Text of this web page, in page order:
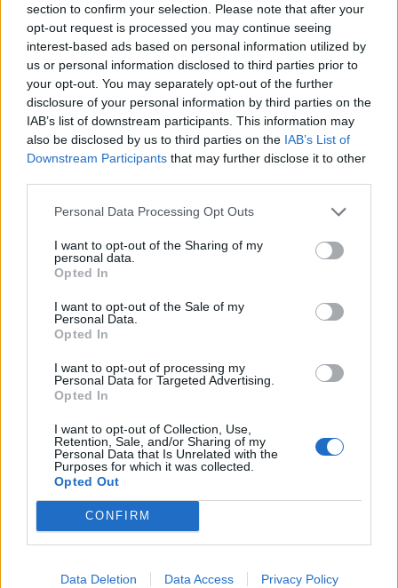
section to confirm your selection. Please note that after your
opt-out request is processed you may continue seeing
interest-based ads based on personal information utilized by
us or personal information disclosed to third parties prior to
your opt-out. You may separately opt-out of the further
disclosure of your personal information by third parties on the
IAB’s list of downstream participants. This information may
also be disclosed by us to third parties on the IAB’s List of
Downstream Participants that may further disclose it to other
Personal Data Processing Opt Outs
I want to opt-out of the Sharing of my
personal data.
Opted In
I want to opt-out of the Sale of my
Personal Data.
Opted In
I want to opt-out of processing my
Personal Data for Targeted Advertising.
Opted In
I want to opt-out of Collection, Use,
Retention, Sale, and/or Sharing of my
Personal Data that Is Unrelated with the
Purposes for which it was collected.
Opted Out
CONFIRM
Data Deletion Data Access Privacy Policy
giovani tra i…
7 Ago 2026
Per Carbonia e Olbia si apre lo spiraglio di
ripartire dalla Seconda
7 Ago 2026
Il Selargius rinforza il centrocampo con
Manuel Rinino e Samuele Vacca
di Golfo Aranci, La Salle e Ottava, in Seconda
8 ripescaggi
Su Porto Corallo binchet s'isparègiu play-off
contra a su Taloro Gavoi